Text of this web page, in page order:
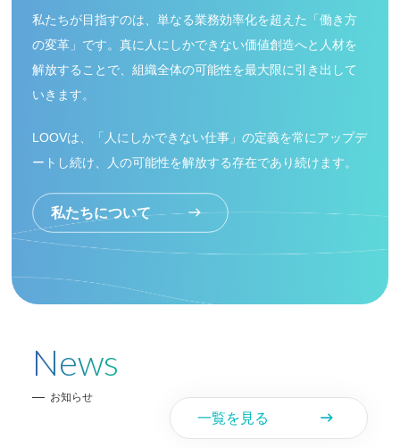
私たちが目指すのは、単なる業務効率化を超えた「働き方
の変革」です。 真に人にしかできない価値創造へと人材を
解放することで、 組織全体の可能性を最大限に引き出して
いきます。
LOOVは、「人にしかできない仕事」の定義を常にアップデ
ートし続け、
人の可能性を解放する存在であり続けます。
私たちについて east
News
お知らせ
一覧を見る east